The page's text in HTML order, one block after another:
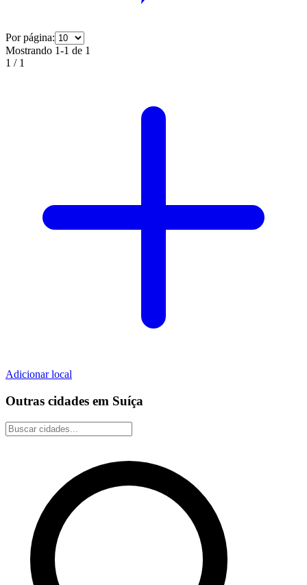
Por página:
Mostrando 1-1 de 1
1 / 1
Adicionar local
Outras cidades em Suíça